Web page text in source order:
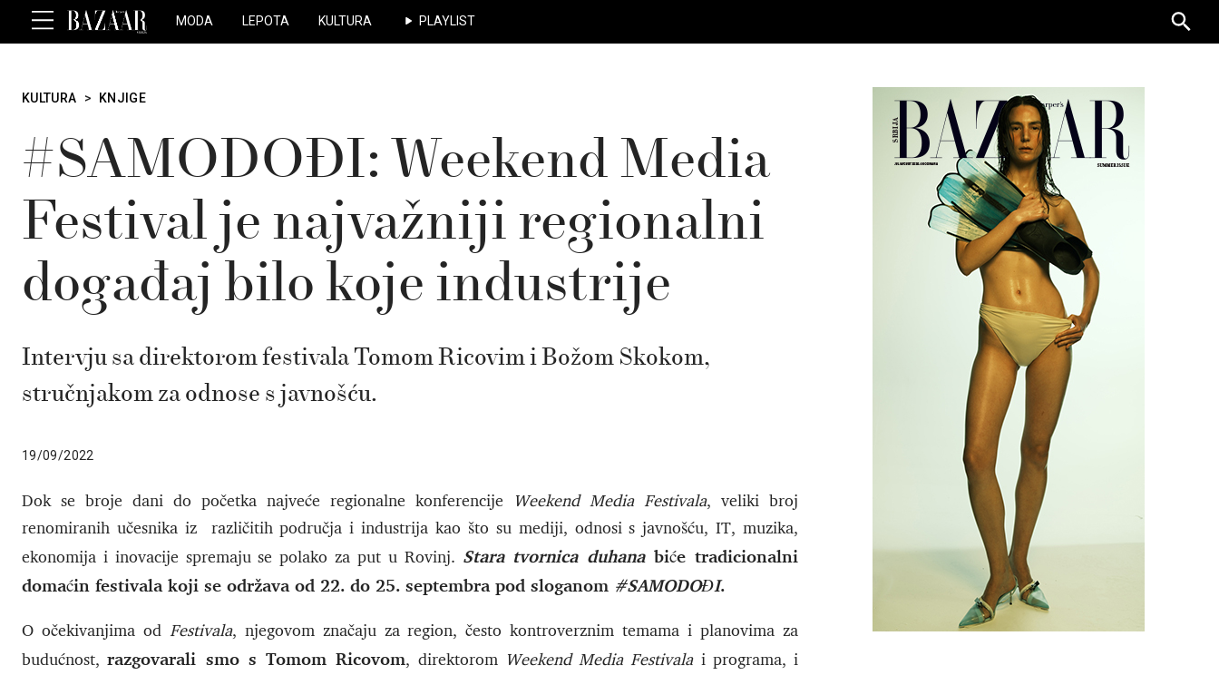
MODA LEPOTA KULTURA PLAYLIST
for:
KULTURA > KNJIGE
#SAMODOĐI: Weekend Media
Festival je najvažniji regionalni
događaj bilo koje industrije
Intervju sa direktorom festivala Tomom Ricovim i Božom Skokom,
stručnjakom za odnose s javnošću.
19/09/2022
Dok se broje dani do početka najveće regionalne konferencije Weekend Media Festivala, veliki broj
renomiranih učesnika iz različitih područja i industrija kao što su mediji, odnosi s javnošću, IT, muzika,
ekonomija i inovacije spremaju se polako za put u Rovinj. Stara tvornica duhanabiće tradicionalni
domaćin festivala koji se održava od 22. do 25. septembra pod sloganom #SAMODOĐI.
O očekivanjima od Festivala, njegovom značaju za region, često kontroverznim temama i planovima za
budućnost,razgovarali smo s Tomom Ricovom, direktorom Weekend Media Festivalai programa, i